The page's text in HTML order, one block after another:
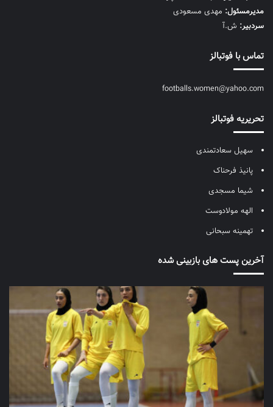
مديرمسئول: مهدی مسعودی
سردبیر: ش.آ
تماس با فوتبالز
footballs.women@yahoo.com
تحریریه فوتبالز
سهیل سعادتمندی
پانیذ فرحناک
شیما مسجدی
الهه مولادوست
تهمینه سبحانی
آخرین پست های بازبینی شده